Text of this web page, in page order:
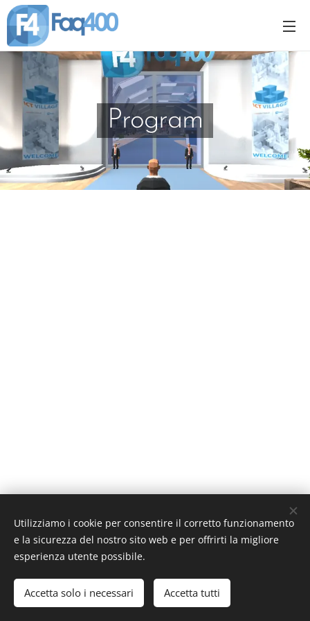
Program
©2026 Faq400 Srl - www.faq400.com
Cookies
Utilizziamo i cookie per consentire il corretto funzionamento
e la sicurezza del nostro sito web e per offrirti la migliore
esperienza utente possibile.
Accetta solo i necessari Accetta tutti